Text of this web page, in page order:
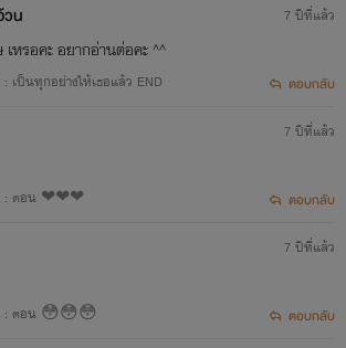
วน
หรอคะ อยากอ่านต่อคะ ^^
เป็นทุกอย่างให้เธอแล้ว END
7 ปีที่แล้ว
ตอบกลับ
: ตอน ❤❤❤
7 ปีที่แล้ว
ตอบกลับ
: ตอน 😳😳😳
7 ปีที่แล้ว
ตอบกลับ